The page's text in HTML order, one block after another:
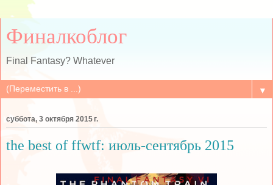
Финалкоблог
Final Fantasy? Whatever
▼
суббота, 3 октября 2015 г.
the best of ffwtf: июль-сентябрь 2015